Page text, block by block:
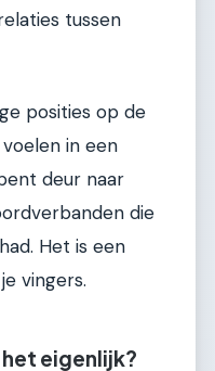
tussen
posities op de
in een
deur naar
die
Het is een
vingers.
eigenlijk?